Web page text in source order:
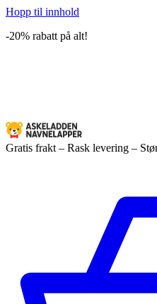
Hopp til innhold
-20% rabatt på alt!
Gratis frakt – Rask levering –